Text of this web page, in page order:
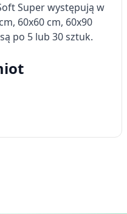
Super występują w
60x60 cm, 60x90
po 5 lub 30 sztuk.